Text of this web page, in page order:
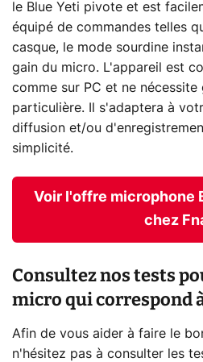
le Blue Yeti pivote et est
équipé de commandes telles
casque, le mode sourdine
gain du micro. L'appareil est
comme sur PC et ne
particulière. Il s'adaptera à
diffusion et/ou
simplicité.
Voir l'offre microphone
chez
Consultez nos tests
micro qui correspond
Afin de vous aider à faire le
n'hésitez pas à consulter les